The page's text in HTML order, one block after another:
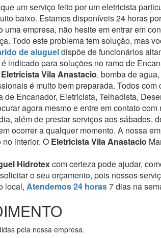
um serviço feito por um eletricista
baixo. Estamos disponíveis 24 horas
empresa, não hesite em entrar em
Todo este problema tem solução, mas
de alugueldispõe de funcionários
é indicado para soluções no ramo de
Eletricista Vila Anastacio, bomba de
é muito bem preparada. Todos
de Encanador, Eletricista, Telhadista,
agora mesmo e entre em contato com
além de prestar serviços aos sábados,
ocorrer a qualquer momento. A nossa
interior. O Eletricista Vila Anastacio
Hidrotexcom certeza pode ajudar,
o seu orçamento, pois nossos
local, Atendemos 24 horas7 dias na
pela nossa empresa.